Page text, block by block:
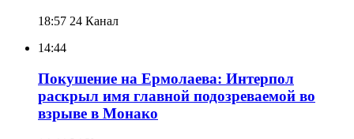
18:57 24 Канал
14:44
Покушение на Ермолаева: Интерпол
раскрыл имя главной подозреваемой во
взрыве в Монако